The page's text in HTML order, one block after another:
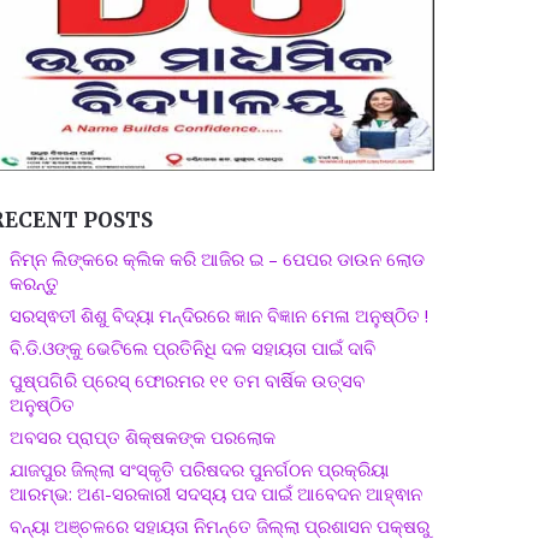
POSTS
ନିମ୍ନ ଲିଙ୍କରେ କ୍ଲିକ କରି ଆଜିର ଇ – ପେପର ଡାଉନ ଲୋଡ
କରନ୍ତୁ
ସରସ୍ଵତୀ ଶିଶୁ ବିଦ୍ୟା ମନ୍ଦିରରେ ଜ୍ଞାନ ବିଜ୍ଞାନ ମେଳା ଅନୁଷ୍ଠିତ !
ବି.ଡି.ଓଙ୍କୁ ଭେଟିଲେ ପ୍ରତିନିଧି ଦଳ ସହାୟତା ପାଇଁ ଦାବି
ପୁଷ୍ପଗିରି ପ୍ରେସ୍ ଫୋରମର ୧୧ ତମ ବାର୍ଷିକ ଉତ୍ସବ
ଅନୁଷ୍ଠିତ
ଅବସର ପ୍ରାପ୍ତ ଶିକ୍ଷକଙ୍କ ପରଲୋକ
ଯାଜପୁର ଜିଲ୍ଲା ସଂସ୍କୃତି ପରିଷଦର ପୁନର୍ଗଠନ ପ୍ରକ୍ରିୟା
ଆରମ୍ଭ: ଅଣ-ସରକାରୀ ସଦସ୍ୟ ପଦ ପାଇଁ ଆବେଦନ ଆହ୍ଵାନ
ବନ୍ୟା ଅଞ୍ଚଳରେ ସହାୟତା ନିମନ୍ତେ ଜିଲ୍ଲା ପ୍ରଶାସନ ପକ୍ଷରୁ